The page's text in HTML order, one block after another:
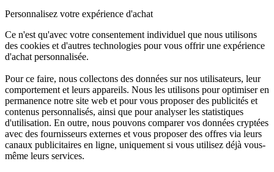
Personnalisez votre expérience d'achat
Ce n'est qu'avec votre consentement individuel que nous utilisons
des cookies et d'autres technologies pour vous offrir une expérience
d'achat personnalisée.
Pour ce faire, nous collectons des données sur nos utilisateurs, leur
comportement et leurs appareils. Nous les utilisons pour optimiser en
permanence notre site web et pour vous proposer des publicités et
contenus personnalisés, ainsi que pour analyser les statistiques
d'utilisation. En outre, nous pouvons comparer vos données cryptées
avec des fournisseurs externes et vous proposer des offres via leurs
canaux publicitaires en ligne, uniquement si vous utilisez déjà vous-
même leurs services.